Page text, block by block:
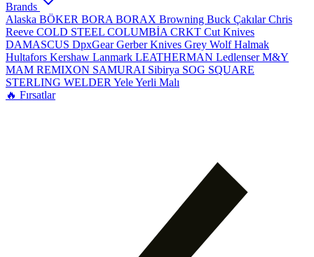
Brands
Alaska BÖKER BORA BORAX Browning Buck ÇakılarChris
Reeve COLD STEEL COLUMBİA CRKT Cut Knives
DAMASCUS DpxGearGerber Knives Grey WolfHalmak
Hultafors Kershaw Lanmark LEATHERMAN LedlenserM&Y
MAM REMIXON SAMURAI Sibirya SOG SQUARE
STERLING WELDER YeleYerli Malı
🔥 Fırsatlar